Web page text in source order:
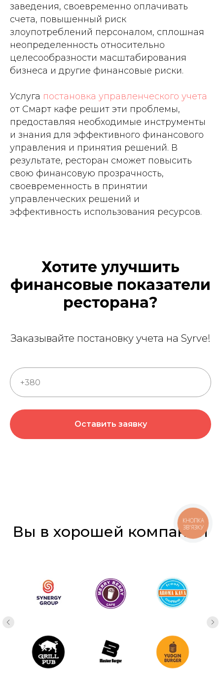
заведения, своевременно оплачивать
счета, повышенный риск
злоупотреблений персоналом, сплошная
неопределенность относительно
целесообразности масштабирования
бизнеса и другие финансовые риски.
Услуга постановка управленческого учета
от Смарт кафе решит эти проблемы,
предоставляя необходимые инструменты
и знания для эффективного финансового
управления и принятия решений. В
результате, ресторан сможет повысить
свою финансовую прозрачность,
своевременность в принятии
управленческих решений и
эффективность использования ресурсов.
Хотите улучшить
финансовые показатели
ресторана?
Заказывайте постановку учета на Syrve!
Оставить заявку
Вы в хорошей компании
КНОПКА
ЗВ'ЯЗКУ